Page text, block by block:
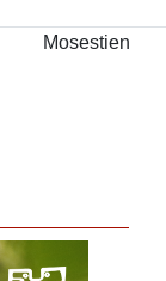
Mosestien